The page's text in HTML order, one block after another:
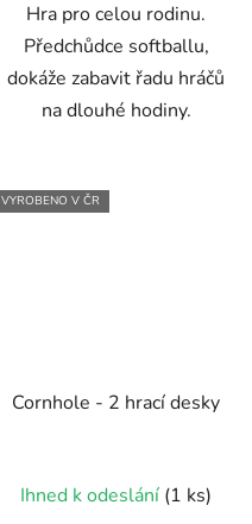
hvězdiček.
Hra pro celou rodinu.
Předchůdce softballu,
dokáže zabavit řadu hráčů
na dlouhé hodiny.
VYROBENO V ČR
Cornhole - 2 hrací desky
hodnocení
Ihned k odeslání (1 ks)